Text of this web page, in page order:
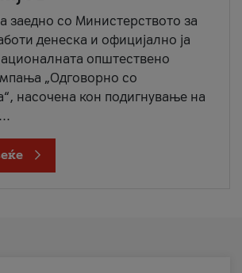
заедно со Министерството за
денеска и официјално ја
општествено
„Одговорно со
насочена кон подигнување на